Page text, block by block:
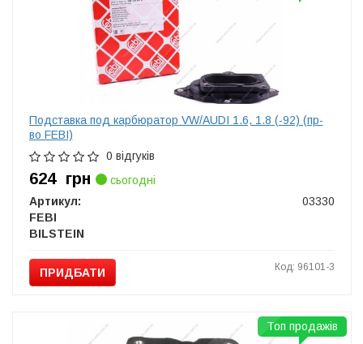
Подставка под карбюратор VW/AUDI 1.6, 1.8 (-92) (пр-
во FEBI)
0 відгуків
624 грн
сьогодні
Артикул:
03330
FEBI
BILSTEIN
ПРИДБАТИ Код: 96101-3
Топ продажів